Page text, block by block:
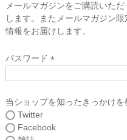
須
)
メールマガジンをご購読いた
します。またメールマガジン
情報をお届けします。
パスワード
須
当ショップを知ったきっかけ
Twitter
Facebook